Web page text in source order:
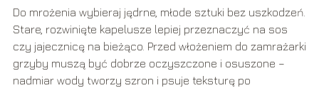
Do mrożenia wybieraj jędrne, młode sztuki bez uszkodzeń.
Stare, rozwinięte kapelusze lepiej przeznaczyć na sos
czy jajecznicę na bieżąco. Przed włożeniem do zamrażarki
grzyby muszą być dobrze oczyszczone i osuszone –
nadmiar wody tworzy szron i psuje teksturę po